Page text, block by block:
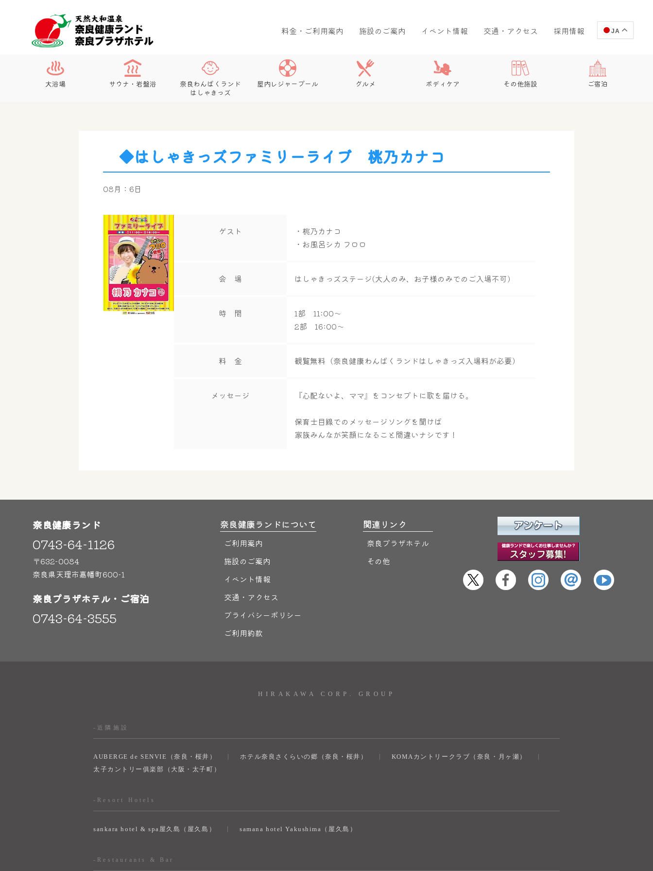
料金・ご利用案内 施設のご案内 イベント情報 交通・アクセス 採用情報 JA
大浴場 サウナ・岩盤浴
奈良わんぱくランド
はしゃきっズ
屋内レジャープール グルメ ボディケア その他施設 ご宿泊
◆はしゃきっズファミリーライブ 桃乃カナコ
08月：6日
ゲスト
・桃乃カナコ
・お風呂シカ フロロ
会 場 はしゃきっズステージ(大人のみ、お子様のみでのご入場不可)
時 間
1部 11:00～
2部 16:00～
料 金 観覧無料（奈良健康わんぱくランドはしゃきっズ入場料が必要）
メッセージ 『心配ないよ、ママ』をコンセプトに歌を届ける。
保育士目線でのメッセージソングを聞けば
家族みんなが笑顔になること間違いナシです！
奈良健康ランド
0743-64-1126
〒632-0084
奈良県天理市嘉幡町600-1
奈良プラザホテル・ご宿泊
0743-64-3555
奈良健康ランドについて
ご利用案内
施設のご案内
イベント情報
交通・アクセス
プライバシーポリシー
ご利用約款
関連リンク
奈良プラザホテル
その他
HIRAKAWA CORP. GROUP
-近隣施設
AUBERGE de SENVIE（奈良・桜井） ホテル奈良さくらいの郷（奈良・桜井）
KOMAカントリークラブ（奈良・月ヶ瀬）
太子カントリー俱楽部（大阪・太子町）
-Resort Hotels
sankara hotel & spa屋久島（屋久島） samana hotel Yakushima（屋久島）
-Restaurants & Bar
奈良健康ランド
AIコンシェルジュ